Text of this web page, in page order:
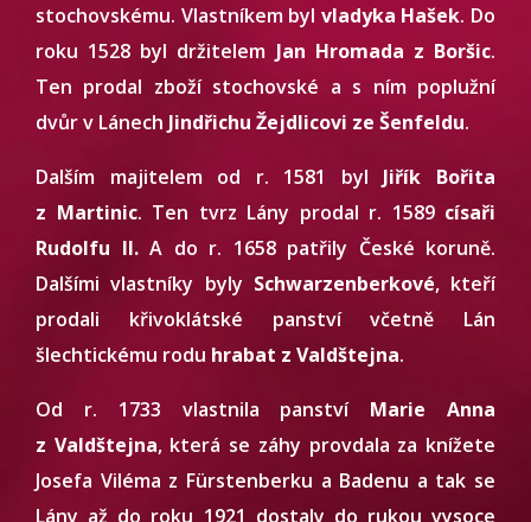
stochovskému. Vlastníkem byl vladyka Hašek. Do
roku 1528 byl držitelem Jan Hromada z Boršic.
Ten prodal zboží stochovské a s ním poplužní
dvůr v Lánech Jindřichu Žejdlicovi ze Šenfeldu.
Dalším majitelem od r. 1581 byl Jiřík Bořita
z Martinic. Ten tvrz Lány prodal r. 1589 císaři
Rudolfu II.A do r. 1658 patřily České koruně.
Dalšími vlastníky byly Schwarzenberkové, kteří
prodali křivoklátské panství včetně Lán
šlechtickému rodu hrabat z Valdštejna.
Od r. 1733 vlastnila panství Marie Anna
z Valdštejna, která se záhy provdala za knížete
Josefa Viléma z Fürstenberku a Badenu a tak se
Lány až do roku 1921 dostaly do rukou vysoce